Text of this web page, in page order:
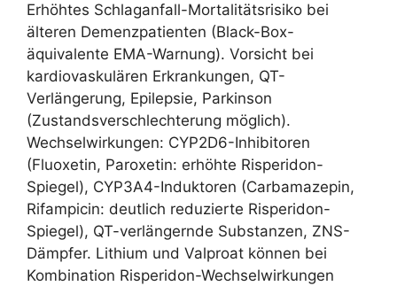
Erhöhtes Schlaganfall-Mortalitätsrisiko bei
älteren Demenzpatienten (Black-Box-
äquivalente EMA-Warnung). Vorsicht bei
kardiovaskulären Erkrankungen, QT-
Verlängerung, Epilepsie, Parkinson
(Zustandsverschlechterung möglich).
Wechselwirkungen: CYP2D6-Inhibitoren
(Fluoxetin, Paroxetin: erhöhte Risperidon-
Spiegel), CYP3A4-Induktoren (Carbamazepin,
Rifampicin: deutlich reduzierte Risperidon-
Spiegel), QT-verlängernde Substanzen, ZNS-
Dämpfer. Lithium und Valproat können bei
Kombination Risperidon-Wechselwirkungen